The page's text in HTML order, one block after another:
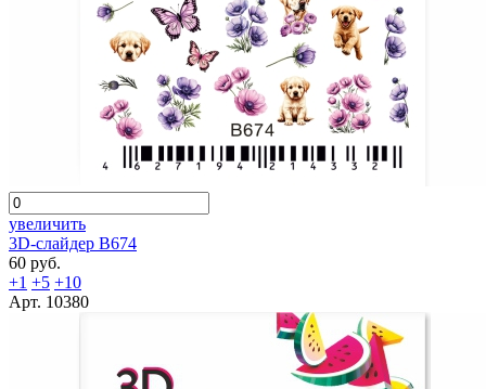
увеличить
3D-слайдер B674
60 руб.
+1 +5 +10
Арт. 10380